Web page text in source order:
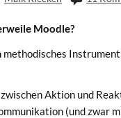
Moodle?
metho­di­sches
Akti­on und
(und zwar